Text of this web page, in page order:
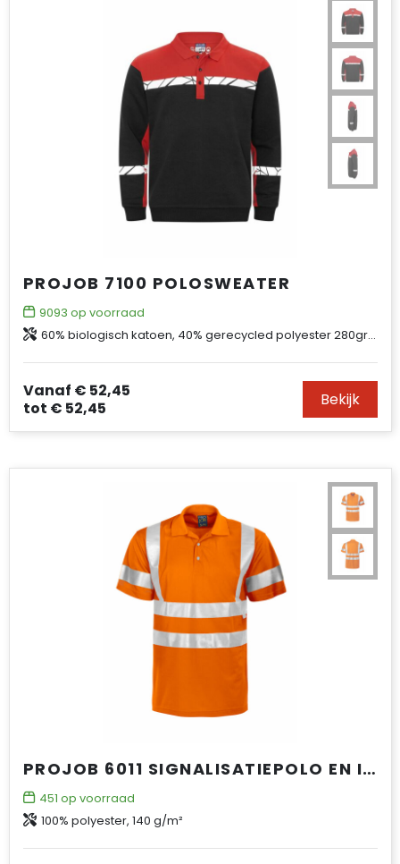
PROJOB 7100 POLOSWEATER
9093 op voorraad
60% biologisch katoen, 40% gerecycled polyester 280gr/m²
Vanaf € 52,45
tot € 52,45 Bekijk
PROJOB 6011 SIGNALISATIEPOLO EN ISO 20471 KLASSE 3
451 op voorraad
100% polyester, 140 g/m²